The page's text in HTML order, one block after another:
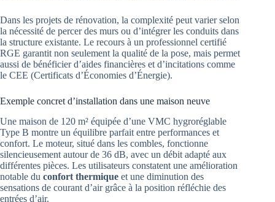
Dans les projets de rénovation, la complexité peut varier selon
la nécessité de percer des murs ou d’intégrer les conduits dans
la structure existante. Le recours à un professionnel certifié
RGE garantit non seulement la qualité de la pose, mais permet
aussi de bénéficier d’aides financières et d’incitations comme
le CEE (Certificats d’Économies d’Énergie).
Exemple concret d’installation dans une maison neuve
Une maison de 120 m² équipée d’une VMC hygroréglable
Type B montre un équilibre parfait entre performances et
confort. Le moteur, situé dans les combles, fonctionne
silencieusement autour de 36 dB, avec un débit adapté aux
différentes pièces. Les utilisateurs constatent une amélioration
notable du confort thermique et une diminution des
sensations de courant d’air grâce à la position réfléchie des
entrées d’air.